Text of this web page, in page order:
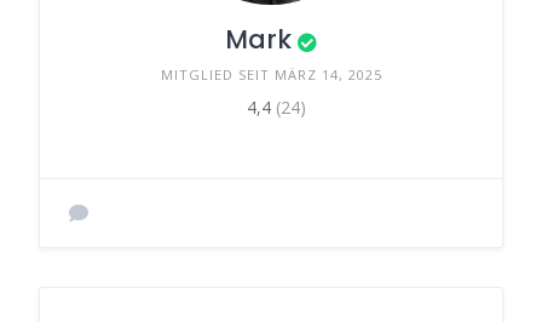
Mark
MITGLIED SEIT MÄRZ 14, 2025
4,4 (24)